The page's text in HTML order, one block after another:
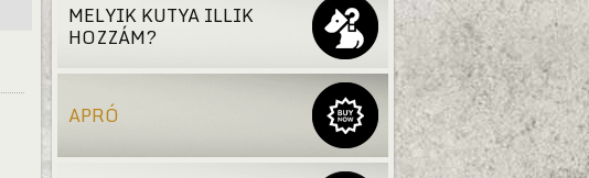
MELYIK KUTYA ILLIK
HOZZÁM?
APRÓ